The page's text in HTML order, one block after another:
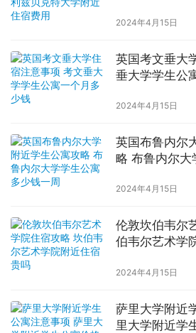
2024年4月15日
英国考文垂大
垂大学学生公
2024年4月15日
英国布鲁内尔
略 布鲁内尔大
2024年4月15日
伦敦坎伯韦尔
伯韦尔艺术学
2024年4月15日
萨里大学附近
里大学附近学